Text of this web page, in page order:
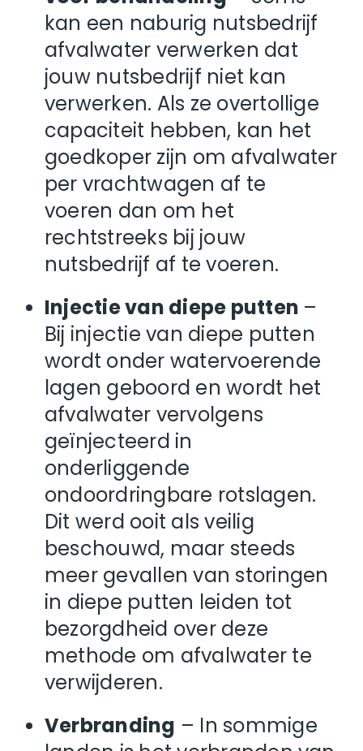
kan een naburig nutsbedrijf
afvalwater verwerken dat
jouw nutsbedrijf niet kan
verwerken. Als ze overtollige
capaciteit hebben, kan het
goedkoper zijn om afvalwater
per vrachtwagen af te
voeren dan om het
rechtstreeks bij jouw
nutsbedrijf af te voeren.
Injectie van diepe putten –
Bij injectie van diepe putten
wordt onder watervoerende
lagen geboord en wordt het
afvalwater vervolgens
geïnjecteerd in
onderliggende
ondoordringbare rotslagen.
Dit werd ooit als veilig
beschouwd, maar steeds
meer gevallen van storingen
in diepe putten leiden tot
bezorgdheid over deze
methode om afvalwater te
verwijderen.
Verbranding – In sommige